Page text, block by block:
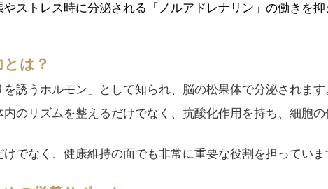
ストレス時に分泌される「ノルアドレナリン」の働きを
は？
誘うホルモン」として知られ、脳の松果体で分泌されます
内のリズムを整えるだけでなく、抗酸化作用を持ち、細胞
でなく、健康維持の面でも非常に重要な役割を担っていま